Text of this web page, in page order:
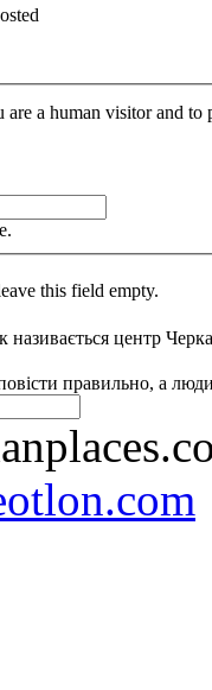
a human visitor and to
this field empty.
називається центр
правильно, а